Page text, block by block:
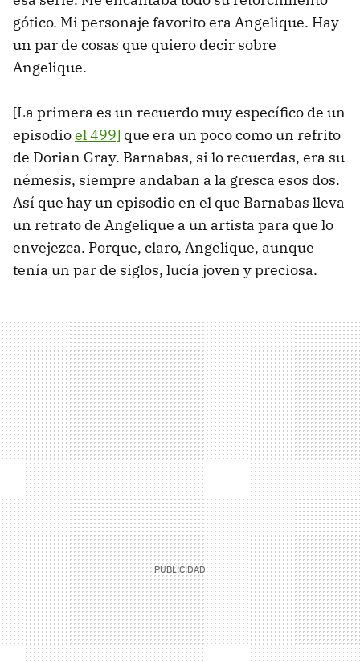
gótico. Mi personaje favorito era Angelique. Hay
un par de cosas que quiero decir sobre
Angelique.
[La primera es un recuerdo muy específico de un
episodioel 499] que era un poco como un refrito
de Dorian Gray. Barnabas, si lo recuerdas, era su
némesis, siempre andaban a la gresca esos dos.
Así que hay un episodio en el que Barnabas lleva
un retrato de Angelique a un artista para que lo
envejezca. Porque, claro, Angelique, aunque
tenía un par de siglos, lucía joven y preciosa.